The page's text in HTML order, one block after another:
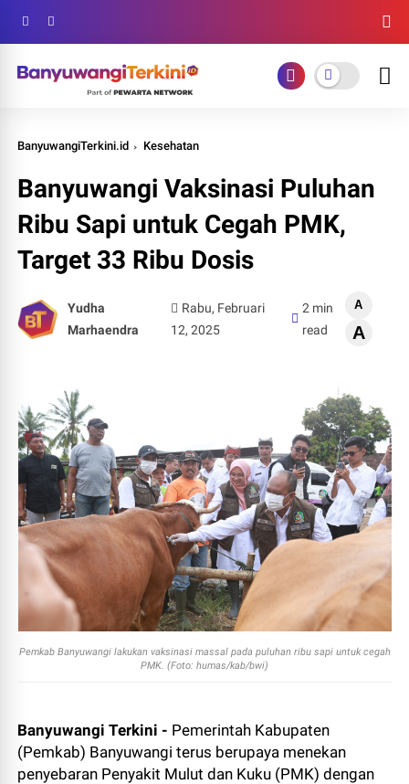
BanyuwangiTerkini.id Kesehatan
Banyuwangi Vaksinasi Puluhan
Ribu Sapi untuk Cegah PMK,
Target 33 Ribu Dosis
Yudha
Marhaendra
Rabu, Februari
12, 2025
2 min
read
A
A
Pemkab Banyuwangi lakukan vaksinasi massal pada puluhan ribu sapi untuk cegah
PMK. (Foto: humas/kab/bwi)
Banyuwangi Terkini - Pemerintah Kabupaten
(Pemkab) Banyuwangi terus berupaya menekan
penyebaran Penyakit Mulut dan Kuku (PMK) dengan